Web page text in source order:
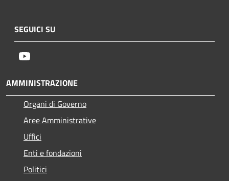
SEGUICI SU
AMMINISTRAZIONE
Organi di Governo
Aree Amministrative
Uffici
Enti e fondazioni
Politici